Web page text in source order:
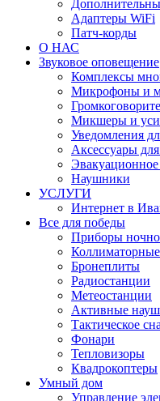
Адаптеры WiFi
Патч-корды
О НАС
Звуковое оповещение
Комплексы
Микрофоны и
Микшеры и
Уведомления
Аксессуары
Наушники
УСЛУГИ
Интернет в
Все для победы
Приборы
Бронеплиты
Радиостанции
Метеостанции
Активные
Тактическое
Фонари
Тепловизоры
Квадрокоптеры
Умный дом
Управление